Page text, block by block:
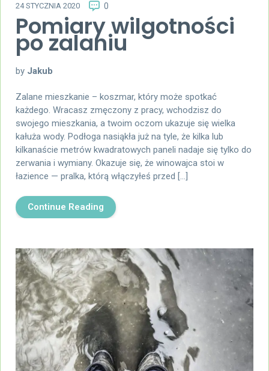
24 STYCZNIA 2020 0
Pomiary wilgotności
po zalaniu
by Jakub
Zalane mieszkanie – koszmar, który może spotkać
każdego. Wracasz zmęczony z pracy, wchodzisz do
swojego mieszkania, a twoim oczom ukazuje się wielka
kałuża wody. Podłoga nasiąkła już na tyle, że kilka lub
kilkanaście metrów kwadratowych paneli nadaje się tylko do
zerwania i wymiany. Okazuje się, że winowajca stoi w
łazience — pralka, którą włączyłeś przed […]
Continue Reading